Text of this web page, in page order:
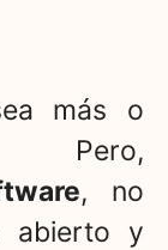
más o
Pero,
, no
abierto y